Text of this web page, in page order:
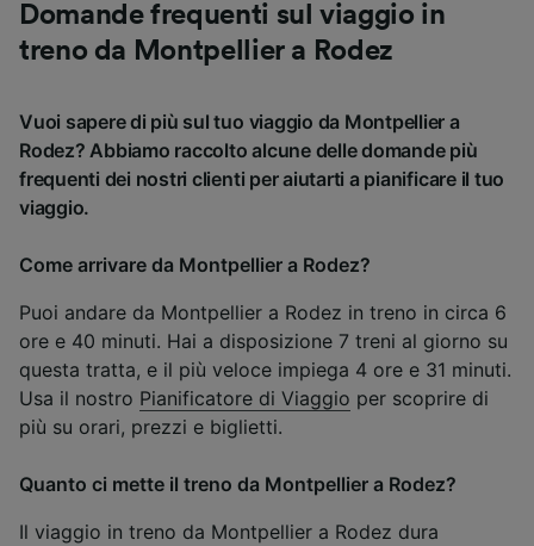
Domande frequenti sul viaggio in
treno da Montpellier a Rodez
Vuoi sapere di più sul tuo viaggio da Montpellier a
Rodez? Abbiamo raccolto alcune delle domande più
frequenti dei nostri clienti per aiutarti a pianificare il tuo
viaggio.
Come arrivare da Montpellier a Rodez?
Puoi andare da Montpellier a Rodez in treno in circa 6
ore e 40 minuti. Hai a disposizione 7 treni al giorno su
questa tratta, e il più veloce impiega 4 ore e 31 minuti.
Usa il nostro Pianificatore di Viaggio per scoprire di
più su orari, prezzi e biglietti.
Quanto ci mette il treno da Montpellier a Rodez?
Il viaggio in treno da Montpellier a Rodez dura